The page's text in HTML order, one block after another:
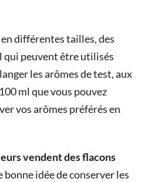
différentes tailles, des
qui peuvent être utilisés
les arômes de test, aux
ml que vous pouvez
vos arômes préférés en
vendent des flacons
bonne idée de conserver les